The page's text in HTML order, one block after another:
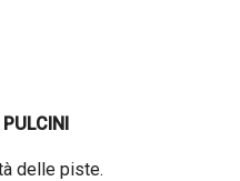
delle piste.